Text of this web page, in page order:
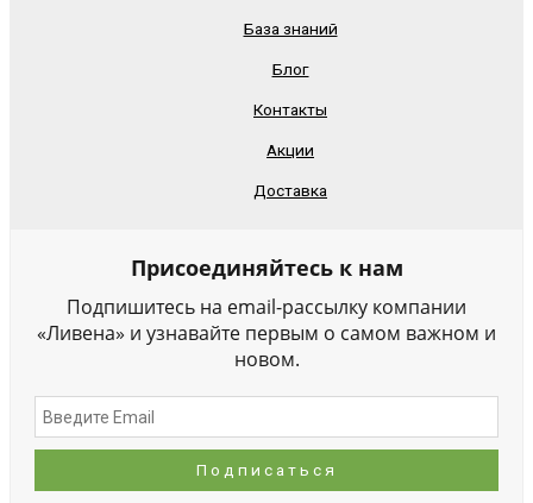
База знаний
Блог
Контакты
Акции
Доставка
Присоединяйтесь к нам
Подпишитесь на email-рассылку компании
«Ливена» и узнавайте первым о самом важном и
новом.